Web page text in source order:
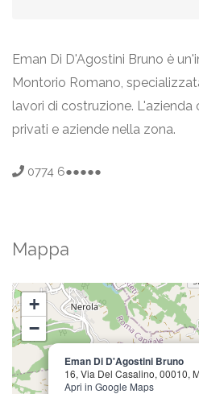
Eman Di D'Agostini Bruno è
Montorio Romano,
lavori di costruzione.
privati e aziende nella zona.
0774 6●●●●●
Mappa
Eman Di D'Agostini Bruno
16, Via Del Casalino, 00010,
Apri in Google Maps
+
−